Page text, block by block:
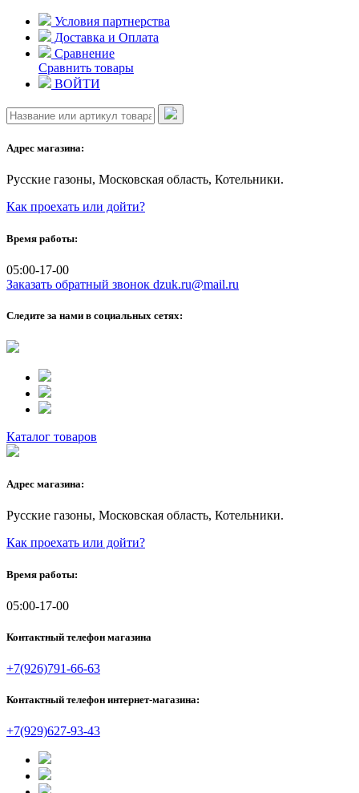
Skip
content
Условия партнерства
Доставка и Оплата
Сравнение
Сравнить товары
ВОЙТИ
Адрес магазина:
Русские газоны, Московская область, Котельники.
Как проехать или дойти?
Время работы:
05:00-17-00
Заказать обратный звонок dzuk.ru@mail.ru
Следите за нами в социальных сетях:
Каталог товаров
Адрес магазина:
Русские газоны, Московская область, Котельники.
Как проехать или дойти?
Время работы:
05:00-17-00
Контактный телефон магазина
+7(926)791-66-63
Контактный телефон интернет-магазина:
+7(929)627-93-43